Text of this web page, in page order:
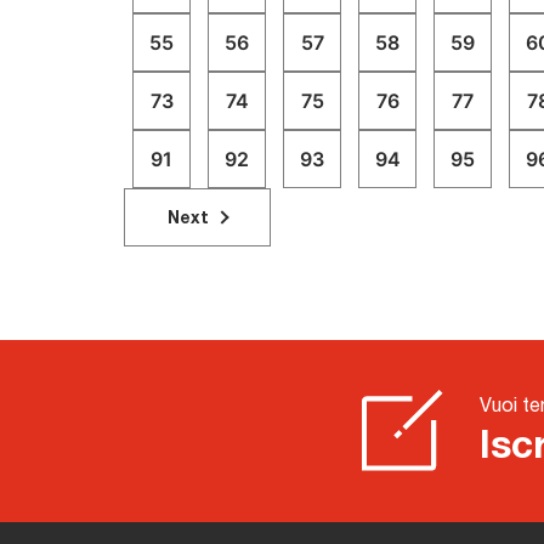
approfondiremo le opportunità di
innovazione e condivideremo idee e
strategie per promuovere una crescita
sostenibile delle imprese e uno sviluppo
55 56 57 58 59
73 74 75 76 77
91 92 93 94 95
Next
Vuoi